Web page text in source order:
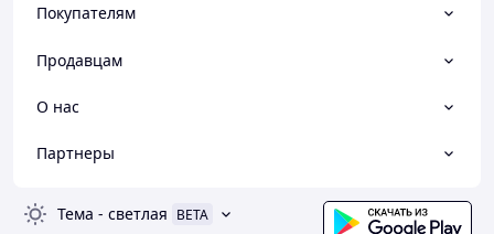
Покупателям
Продавцам
О нас
Партнеры
Тема - светлая BETA